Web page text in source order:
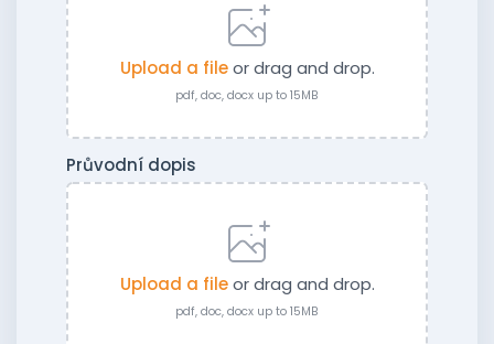
Upload a fileor drag and drop.
pdf, doc, docx up to 15MB
Průvodní dopis
Upload a fileor drag and drop.
pdf, doc, docx up to 15MB